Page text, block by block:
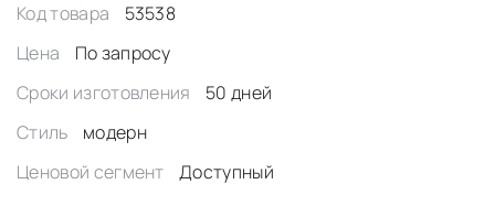
Код товара
53538
Цена
По запросу
Сроки изготовления
50 дней
Стиль
модерн
Ценовой сегмент
Доступный